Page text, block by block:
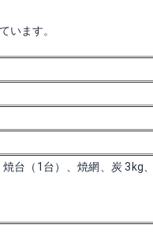
います。
台（1台）、焼網、炭 3kg